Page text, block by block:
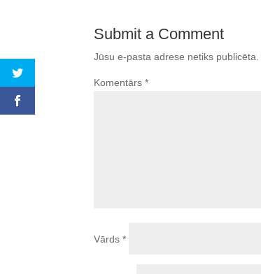
Submit a Comment
Jūsu e-pasta adrese netiks publicēta.
Komentārs*
Vārds*